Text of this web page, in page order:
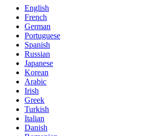
English
French
German
Portuguese
Spanish
Russian
Japanese
Korean
Arabic
Irish
Greek
Turkish
Italian
Danish